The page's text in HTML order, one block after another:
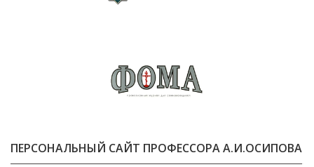
ПЕРСОНАЛЬНЫЙ САЙТ ПРОФЕССОРА А.И.ОСИПОВА